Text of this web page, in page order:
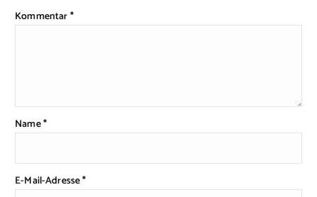
Kommentar*
Name*
E-Mail-Adresse*